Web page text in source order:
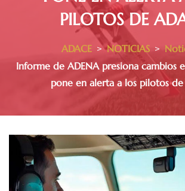
PILOTOS DE
ADACE > NOTICIAS >
Informe de ADENA presiona cambios
pone en alerta a los pilotos de